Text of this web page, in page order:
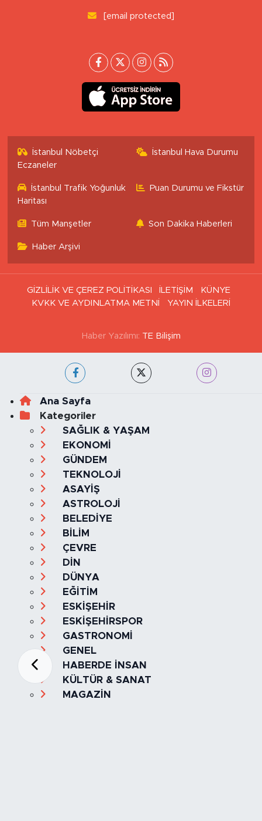
[email protected]
İstanbul Nöbetçi
Eczaneler
İstanbul Hava Durumu
İstanbul Trafik Yoğunluk
Haritası
Puan Durumu ve Fikstür
Tüm Manşetler Son Dakika Haberleri
Haber Arşivi
GİZLİLİK VE ÇEREZ POLİTİKASI İLETİŞİM
KÜNYE
KVKK VE AYDINLATMA METNİ
YAYIN İLKELERİ
Haber Yazılımı: TE Bilişim
Ana Sayfa
Kategoriler
SAĞLIK & YAŞAM
EKONOMİ
GÜNDEM
TEKNOLOJİ
ASAYİŞ
ASTROLOJİ
BELEDİYE
BİLİM
ÇEVRE
DİN
DÜNYA
EĞİTİM
ESKİŞEHİR
ESKİŞEHİRSPOR
GASTRONOMİ
GENEL
HABERDE İNSAN
KÜLTÜR & SANAT
MAGAZİN